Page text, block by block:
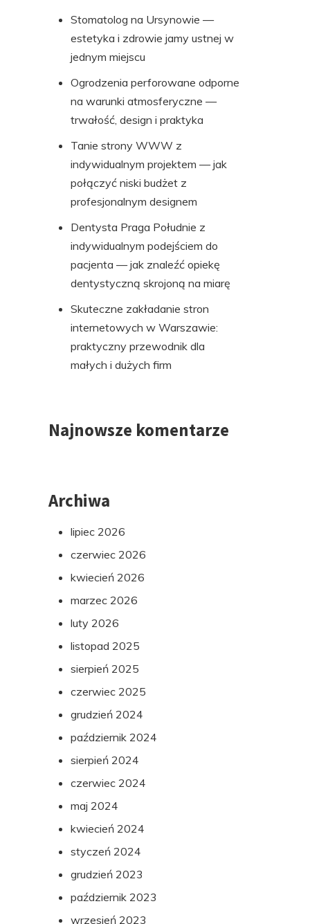
Stomatolog na Ursynowie —
estetyka i zdrowie jamy ustnej w
jednym miejscu
Ogrodzenia perforowane odporne
na warunki atmosferyczne —
trwałość, design i praktyka
Tanie strony WWW z
indywidualnym projektem — jak
połączyć niski budżet z
profesjonalnym designem
Dentysta Praga Południe z
indywidualnym podejściem do
pacjenta — jak znaleźć opiekę
dentystyczną skrojoną na miarę
Skuteczne zakładanie stron
internetowych w Warszawie:
praktyczny przewodnik dla
małych i dużych firm
Najnowsze komentarze
Archiwa
lipiec 2026
czerwiec 2026
kwiecień 2026
marzec 2026
luty 2026
listopad 2025
sierpień 2025
czerwiec 2025
grudzień 2024
październik 2024
sierpień 2024
czerwiec 2024
maj 2024
kwiecień 2024
styczeń 2024
grudzień 2023
październik 2023
wrzesień 2023